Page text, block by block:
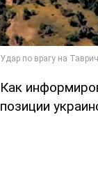
Как
позиции